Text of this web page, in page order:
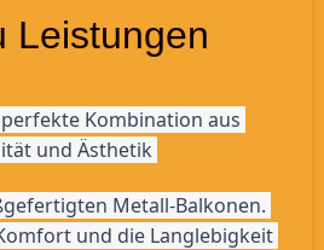
Leistungen
Kombination aus
und Ästhetik
Metall-Balkonen.
und die Langlebigkeit